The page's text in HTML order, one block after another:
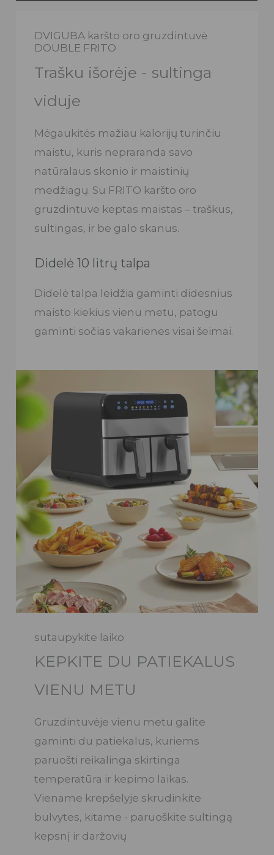
DVIGUBA karšto oro gruzdintuvė
DOUBLE FRITO
Trašku išorėje - sultinga
viduje
Mėgaukitės mažiau kalorijų turinčiu
maistu, kuris nepraranda savo
natūralaus skonio ir maistinių
medžiagų. Su FRITO karšto oro
gruzdintuve keptas maistas – traškus,
sultingas, ir be galo skanus.
Didelė 10 litrų talpa
Didelė talpa leidžia gaminti didesnius
maisto kiekius vienu metu, patogu
gaminti sočias vakarienes visai šeimai.
sutaupykite laiko
KEPKITE DU PATIEKALUS
VIENU METU
Gruzdintuvėje vienu metu galite
gaminti du patiekalus, kuriems
paruošti reikalinga skirtinga
temperatūra ir kepimo laikas.
Viename krepšelyje skrudinkite
bulvytes, kitame - paruoškite sultingą
kepsnį ir daržovių